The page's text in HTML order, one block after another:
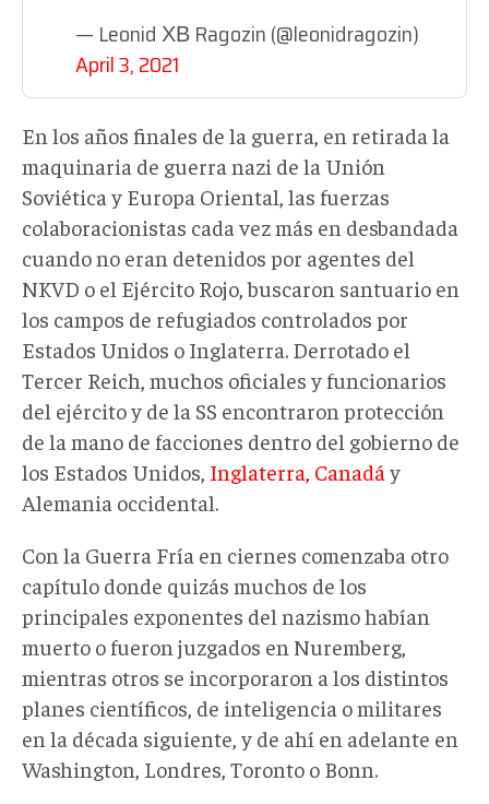
— Leonid ХВ Ragozin (@leonidragozin)
April 3, 2021
En los años finales de la guerra, en retirada la
maquinaria de guerra nazi de la Unión
Soviética y Europa Oriental, las fuerzas
colaboracionistas cada vez más en desbandada
cuando no eran detenidos por agentes del
NKVD o el Ejército Rojo, buscaron santuario en
los campos de refugiados controlados por
Estados Unidos o Inglaterra. Derrotado el
Tercer Reich, muchos oficiales y funcionarios
del ejército y de la SS encontraron protección
de la mano de facciones dentro del gobierno de
los Estados Unidos, Inglaterra, Canadá y
Alemania occidental.
Con la Guerra Fría en ciernes comenzaba otro
capítulo donde quizás muchos de los
principales exponentes del nazismo habían
muerto o fueron juzgados en Nuremberg,
mientras otros se incorporaron a los distintos
planes científicos, de inteligencia o militares
en la década siguiente, y de ahí en adelante en
Washington, Londres, Toronto o Bonn.